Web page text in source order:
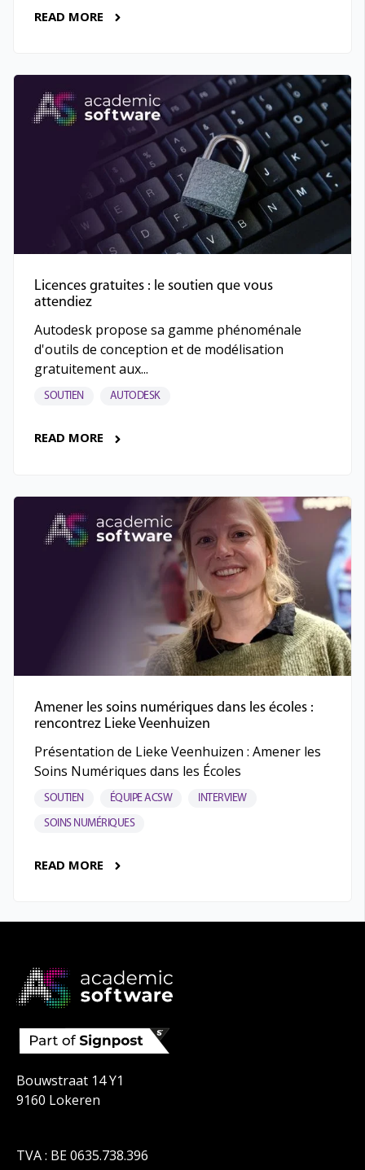
READ MORE
Licences gratuites : le soutien que vous
attendiez
Autodesk propose sa gamme phénoménale
d'outils de conception et de modélisation
gratuitement aux...
SOUTIEN AUTODESK
READ MORE
Amener les soins numériques dans les écoles :
rencontrez Lieke Veenhuizen
Présentation de Lieke Veenhuizen : Amener les
Soins Numériques dans les Écoles
SOUTIEN ÉQUIPE ACSW INTERVIEW
SOINS NUMÉRIQUES
READ MORE
Bouwstraat 14 Y1
9160 Lokeren
TVA : BE 0635.738.396